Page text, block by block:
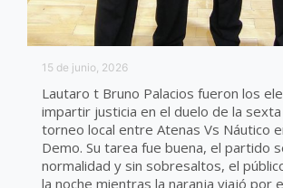
15 de junio, 2026
Lautaro t Bruno Palacios fueron los
impartir justicia en el duelo de la
torneo local entre Atenas Vs Náutico
Demo. Su tarea fue buena, el partido
normalidad y sin sobresaltos, el
la noche mientras la naranja viajó por